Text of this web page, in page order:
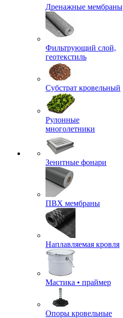
Дренажные мембраны
Фильтрующий слой,
геотекстиль
Субстрат кровельный
Рулонные
многолетники
Зенитные фонари
ПВХ мембраны
Наплавляемая кровля
Мастика • праймер
Опоры кровельные